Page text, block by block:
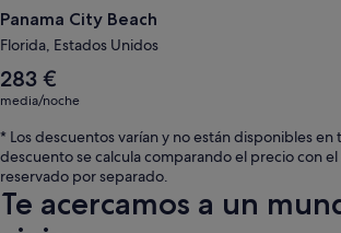
Panama City Beach
Florida, Estados Unidos
El
precio
por
noche
es
de
283 €
283 €
media/noche
* Los descuentos varían y no están disponibles en
descuento se calcula comparando el precio con
reservado por separado.
Te acercamos a un